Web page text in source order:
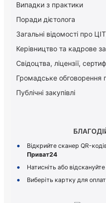
Випадки з практики
Поради дієтолога
Загальні відомості про
Керiвництво та кадрове
Свідоцтва, ліцензії,
Громадське обговорення
Публічні закупівлі
Відкрийте сканер QR-
Приват24
Натисніть або
Виберіть картку для